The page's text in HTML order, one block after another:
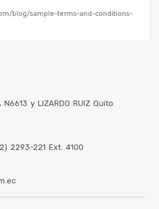
blog/sample-terms-and-conditions-
N6613 y LIZARDO RUIZ Quito
2293-221 Ext. 4100